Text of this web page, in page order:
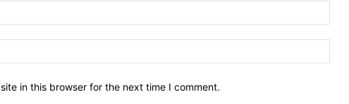
in this browser for the next time I comment.